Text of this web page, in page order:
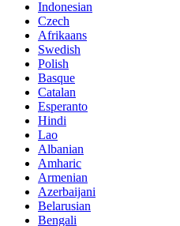
Indonesian
Czech
Afrikaans
Swedish
Polish
Basque
Catalan
Esperanto
Hindi
Lao
Albanian
Amharic
Armenian
Azerbaijani
Belarusian
Bengali